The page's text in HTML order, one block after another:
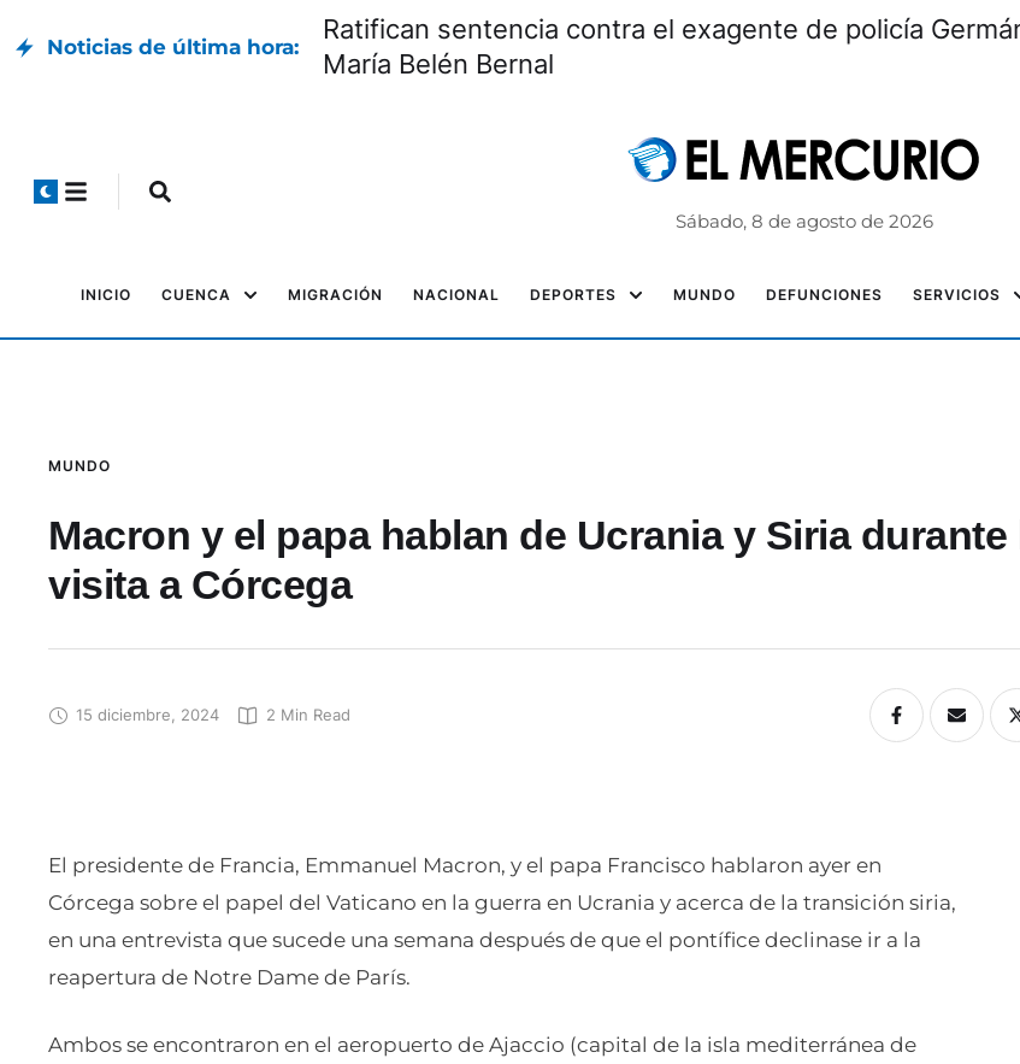
Noticias de última hora:
Ratifican sentencia contra el exagente de policía
María Belén Bernal
Sábado, 8 de agosto de 2026
INICIO CUENCA MIGRACIÓN NACIONAL DEPORTES MUNDO DEFUNCIONES SERVICIOS
MUNDO
Macron y el papa hablan de Ucrania y Siria durante
visita a Córcega
15 diciembre, 2024 2 Min Read
El presidente de Francia, Emmanuel Macron, y el papa Francisco hablaron ayer en
Córcega sobre el papel del Vaticano en la guerra en Ucrania y acerca de la transición siria,
en una entrevista que sucede una semana después de que el pontífice declinase ir a la
reapertura de Notre Dame de París.
Ambos se encontraron en el aeropuerto de Ajaccio (capital de la isla mediterránea de